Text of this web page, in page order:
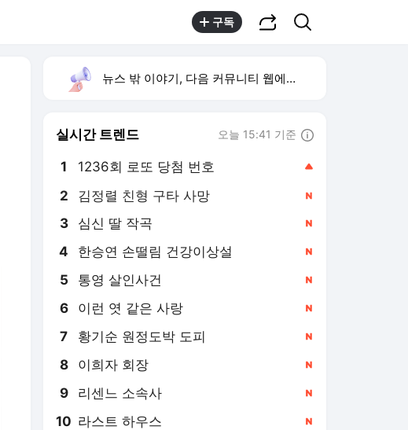
구독
뉴스 밖 이야기, 다음 커뮤니티 웹에서 보기
실시간 트렌드 오늘 15:41 기준
1 1236회 로또 당첨 번호
2 김정렬 친형 구타 사망
3 심신 딸 작곡
4 한승연 손떨림 건강이상설
5 통영 살인사건
6 이런 엿 같은 사랑
7 황기순 원정도박 도피
8 이희자 회장
9 리센느 소속사
10 라스트 하우스